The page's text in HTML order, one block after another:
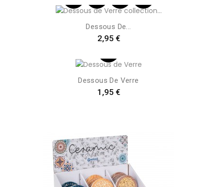
Dessous De...
Preis
2,95 €
Dessous De Verre
Preis
1,95 €